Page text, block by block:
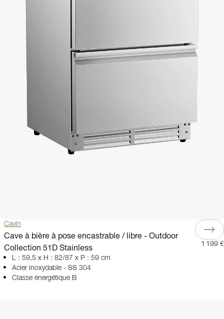
Cavin
Cave à bière à pose encastrable / libre - Outdoor
Collection 51D Stainless
L : 59,5 x H : 82/87 x P : 59 cm
Acier inoxydable - SS 304
Classe énergétique B
1 199 €